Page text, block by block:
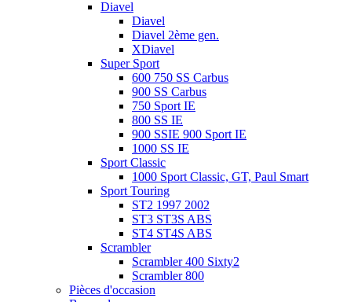
Diavel
Diavel
Diavel 2ème gen.
XDiavel
Super Sport
600 750 SS Carbus
900 SS Carbus
750 Sport IE
800 SS IE
900 SSIE 900 Sport IE
1000 SS IE
Sport Classic
1000 Sport Classic, GT, Paul Smart
Sport Touring
ST2 1997 2002
ST3 ST3S ABS
ST4 ST4S ABS
Scrambler
Scrambler 400 Sixty2
Scrambler 800
Pièces d'occasion